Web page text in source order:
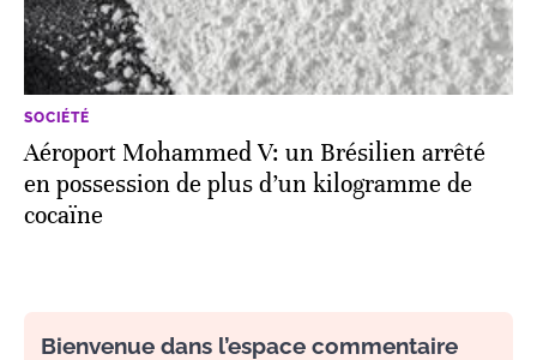
SOCIÉTÉ
Aéroport Mohammed V: un Brésilien arrêté
en possession de plus d’un kilogramme de
cocaïne
Bienvenue dans l’espace commentaire